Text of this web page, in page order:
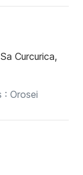
Sa Curcurica,